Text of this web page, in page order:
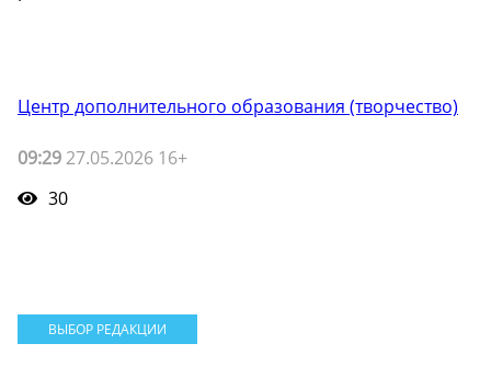
Центр дополнительного образования (творчество)
09:29 27.05.2026 16+
30
ВЫБОР РЕДАКЦИИ